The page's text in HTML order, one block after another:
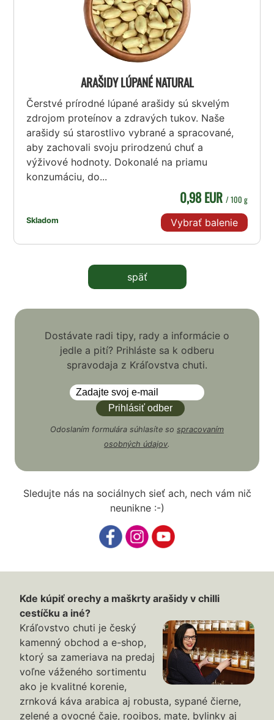
ARAŠIDY LÚPANÉ NATURAL
Čerstvé prírodné lúpané arašidy sú skvelým
zdrojom proteínov a zdravých tukov. Naše
arašidy sú starostlivo vybrané a spracované,
aby zachovali svoju prirodzenú chuť a
výživové hodnoty. Dokonalé na priamu
konzumáciu, do...
Skladom
0,98 EUR / 100 g
Vybrať balenie
späť
Dostávate radi tipy, rady a informácie o
jedle a pití? Prihláste sa k odberu
spravodaja z Kráľovstva chuti.
Odoslaním formulára súhlasíte so spracovaním
osobných údajov.
Sledujte nás na sociálnych sieť ach, nech vám nič
neunikne :-)
Kde kúpiť orechy a maškrty arašidy v chilli
cestíčku a iné?
Kráľovstvo chuti je český
kamenný obchod a e-shop,
ktorý sa zameriava na predaj
voľne váženého sortimentu
ako je kvalitné korenie,
zrnková káva arabica aj robusta, sypané čierne,
zelené a ovocné čaje, rooibos, mate, bylinky aj